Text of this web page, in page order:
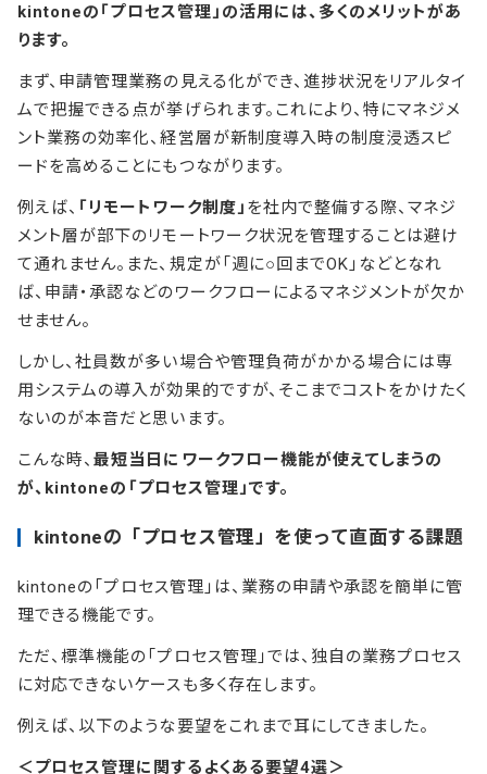
kintoneの「プロセス管理」の活用には、多くのメリットがあ
ります。
まず、申請管理業務の見える化ができ、進捗状況をリアルタイ
ムで把握できる点が挙げられます。これにより、特にマネジメ
ント業務の効率化、経営層が新制度導入時の制度浸透スピ
ードを高めることにもつながります。
例えば、 「リモートワーク制度」 を社内で整備する際、マネジ
メント層が部下のリモートワーク状況を管理することは避け
て通れません。また、規定が「週に○回までOK」などとなれ
ば、申請・承認などのワークフローによるマネジメントが欠か
せません。
しかし、社員数が多い場合や管理負荷がかかる場合には専
用システムの導入が効果的ですが、そこまでコストをかけたく
ないのが本音だと思います。
こんな時、最短当日にワークフロー機能が使えてしまうの
が、kintoneの「プロセス管理」です。
kintoneの「プロセス管理」を使って直面する課題
kintoneの「プロセス管理」は、業務の申請や承認を簡単に管
理できる機能です。
ただ、標準機能の「プロセス管理」では、独自の業務プロセス
に対応できないケースも多く存在します。
例えば、以下のような要望をこれまで耳にしてきました。
＜プロセス管理に関するよくある要望4選＞